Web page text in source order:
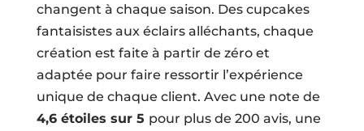
changent à chaque saison. Des cupcakes
fantaisistes aux éclairs alléchants, chaque
création est faite à partir de zéro et
adaptée pour faire ressortir l’expérience
unique de chaque client. Avec une note de
4,6 étoiles sur 5 pour plus de 200 avis, une